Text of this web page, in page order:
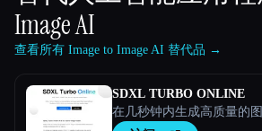
Image AI
查看所有 Image to Image AI 替代品 →
SDXL TURBO ONLINE
在几秒钟内生成高质量的图